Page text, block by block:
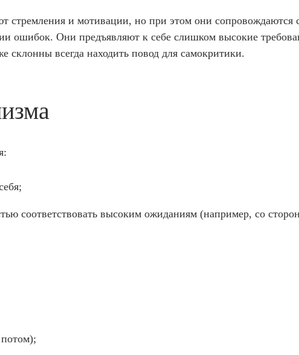
и мотивации, но при этом они сопровождаются
ошибок. Они предъявляют к себе слишком высокие
склонны всегда находить повод для самокритики.
соответствовать высоким ожиданиям (например, со